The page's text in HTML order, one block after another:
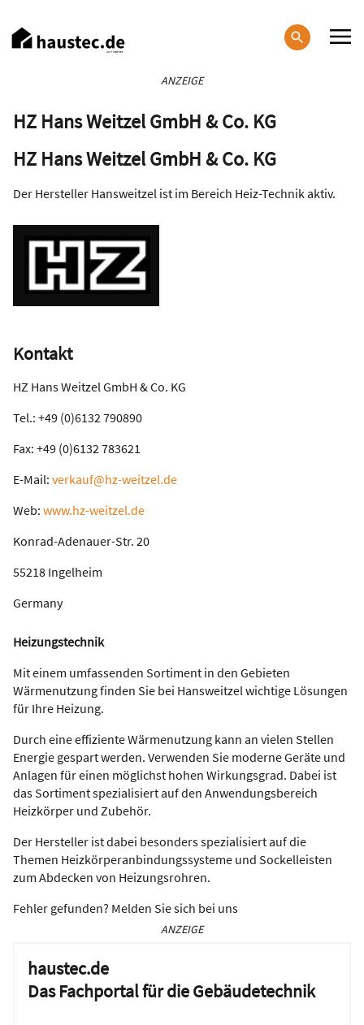
zum
Inhalt
ANZEIGE
HZ Hans Weitzel GmbH & Co. KG
HZ Hans Weitzel GmbH & Co. KG
Der Hersteller Hansweitzel ist im Bereich Heiz-Technik aktiv.
Kontakt
HZ Hans Weitzel GmbH & Co. KG
Tel.: +49 (0)6132 790890
Fax: +49 (0)6132 783621
E-Mail: verkauf@hz-weitzel.de
Web: www.hz-weitzel.de
Konrad-Adenauer-Str. 20
55218 Ingelheim
Germany
Heizungstechnik
Mit einem umfassenden Sortiment in den Gebieten
Wärmenutzung finden Sie bei Hansweitzel wichtige Lösungen
für Ihre Heizung.
Durch eine effiziente Wärmenutzung kann an vielen Stellen
Energie gespart werden. Verwenden Sie moderne Geräte und
Anlagen für einen möglichst hohen Wirkungsgrad. Dabei ist
das Sortiment spezialisiert auf den Anwendungsbereich
Heizkörper und Zubehör.
Der Hersteller ist dabei besonders spezialisiert auf die
Themen Heizkörperanbindungssysteme und Sockelleisten
zum Abdecken von Heizungsrohren.
Fehler gefunden? Melden Sie sich bei uns
ANZEIGE
haustec.de
Das Fachportal für die Gebäudetechnik